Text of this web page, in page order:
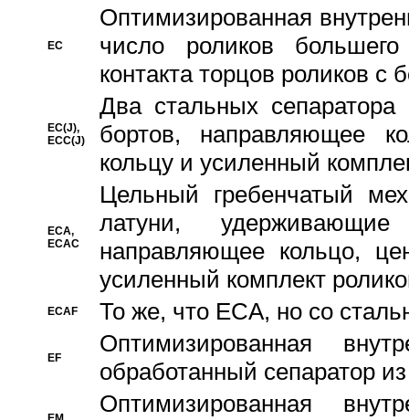
EC
Oптимизированная
число роликов
контакта торцов роликов с
EC(J),
ECC(J)
Два стальных сепаратора
бортов, направляющее
кольцу и усиленный
ECA,
ECAC
Цельный гребенчатый
латуни,
направляющее кольцо,
усиленный комплект
ECAF То же, что ECA, но со
EF
Оптимизированная
обработанный сепаратор
Оптимизированная